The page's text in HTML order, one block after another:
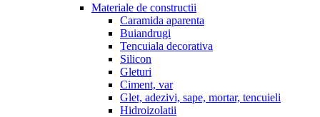
Materiale de constructii
Caramida aparenta
Buiandrugi
Tencuiala decorativa
Silicon
Gleturi
Ciment, var
Glet, adezivi, sape, mortar, tencuieli
Hidroizolatii